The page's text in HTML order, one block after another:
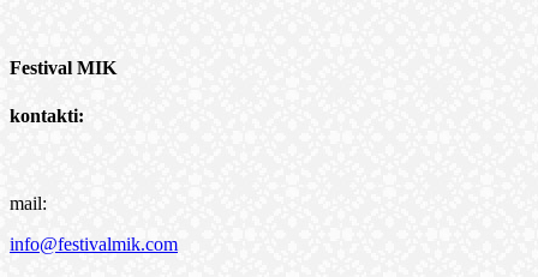
Festival MIK
kontakti:
mail:
info@festivalmik.com